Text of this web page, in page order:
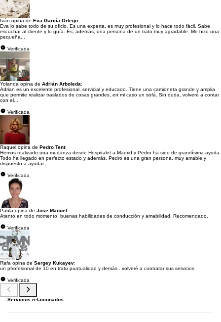
Iván opina de Eva García Ortego:
Eva lo sabe todo de su oficio. Es una experta, es muy profesional y lo hace todo fácil. Sabe
escuchar al cliente y lo guía. Es, además, una persona de un trato muy agradable. Me hizo una
pequeña...
Verificada
Yolanda opina de Adrián Arboleda:
Adrian es un excelente profesional, servicial y educado. Tiene una camioneta grande y amplia
que permite realizar traslados de cosas grandes, en mi caso un sofá. Sin duda, volveré a contar
con el...
Verificada
Raquel opina de Pedro Tent:
Hemos realizado una mudanza desde Hospitalet a Madrid y Pedro ha sido de grandísima ayuda.
Todo ha llegado en perfecto estado y además, Pedro es una gran persona, muy amable y
dispuesto a ayudar...
Verificada
Paula opina de Jose Manuel:
Atento en todo momento, buenas habilidades de conducción y amabilidad. Recomendado.
Verificada
Rafa opina de Sergey Kukayev:
un pfrofesional de 10 en trato puntualidad y demás...volveré a contratar sus servicios
Verificada
Servicios relacionados